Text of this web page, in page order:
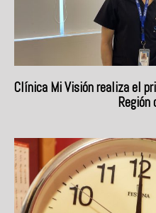
Clínica Mi Visión realiza el
Región